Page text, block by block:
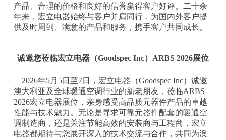
产品、合理的价格和良好的信誉赢得客户好评。二十余
年来，宏立电器始终与客户并肩同行，为国内外客户提
供及时周到、满意的产品和服务，携手客户共同成长。
诚邀您莅临宏立电器（Goodspec Inc）ARBS 2026展位
2026年5月5日至7日，宏立电器（Goodspec Inc）诚邀
澳大利亚及全球暖通空调行业的新老朋友，莅临ARBS
2026宏立电器展位，亲身感受高品质元器件产品的卓越
性能与技术魅力。无论是寻求可靠元器件配套的暖通空
调制造商，还是关注节能高效的安装商与工程商，宏立
电器都期待与您展开深入的技术交流与合作，共同为澳